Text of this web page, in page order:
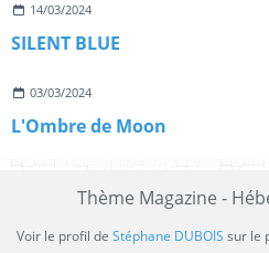
14/03/2024
SILENT BLUE
03/03/2024
L'Ombre de Moon
Thème Magazine -
Voir le profil de Stéphane DUBOIS sur le